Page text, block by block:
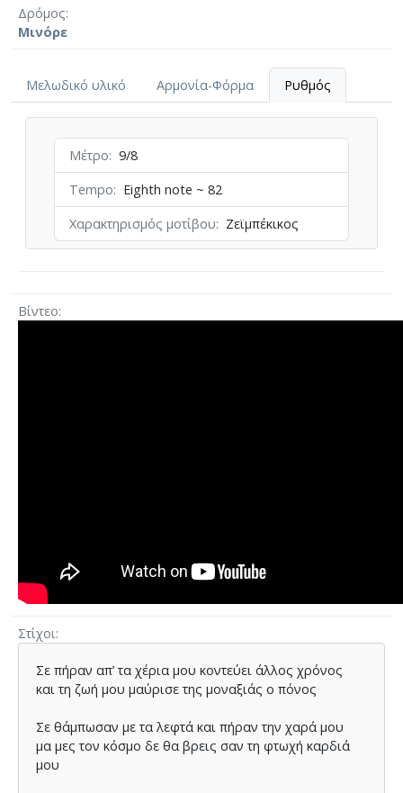
Δρόμος
Μινόρε
Μελωδικό υλικό Αρμονία-Φόρμα Ρυθμός
Μέτρο
9/8
Tempo
Eighth note ~ 82
Χαρακτηρισμός μοτίβου
Ζεϊμπέκικος
Βίντεο
Στίχοι
Σε πήραν απ’ τα χέρια µου κοντεύει άλλος χρόνος
και τη ζωή µου µαύρισε της µοναξιάς ο πόνος
Σε θάµπωσαν µε τα λεφτά και πήραν την χαρά µου
µα µες τον κόσµο δε θα βρεις σαν τη φτωχή καρδιά
µου